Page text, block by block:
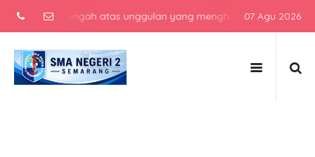
menengah atas unggulan yang menghasilkan lulusan
07 Agu 2026